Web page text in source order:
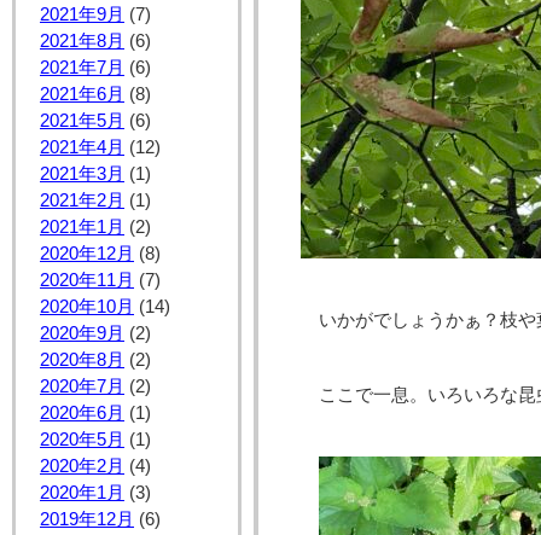
2021年9月 (7)
2021年8月 (6)
2021年7月 (6)
2021年6月 (8)
2021年5月 (6)
2021年4月 (12)
2021年3月 (1)
2021年2月 (1)
2021年1月 (2)
2020年12月 (8)
2020年11月 (7)
2020年10月 (14)
2020年9月 (2)
2020年8月 (2)
2020年7月 (2)
2020年6月 (1)
2020年5月 (1)
2020年2月 (4)
2020年1月 (3)
2019年12月 (6)
いかがでしょうかぁ？枝
ここで一息。いろいろな